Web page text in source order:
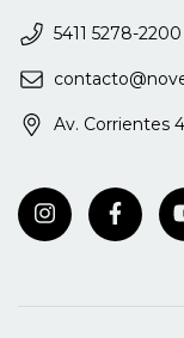
5411 5278-2200
Av. Corrientes